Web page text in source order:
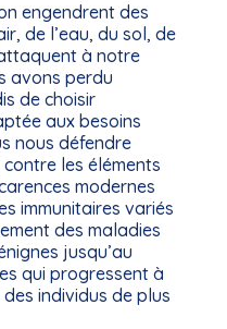
engendrent des
de l’eau, du sol, de
à notre
avons perdu
de choisir
aux besoins
nous défendre
les éléments
modernes
immunitaires variés
des maladies
jusqu’au
qui progressent à
individus de plus